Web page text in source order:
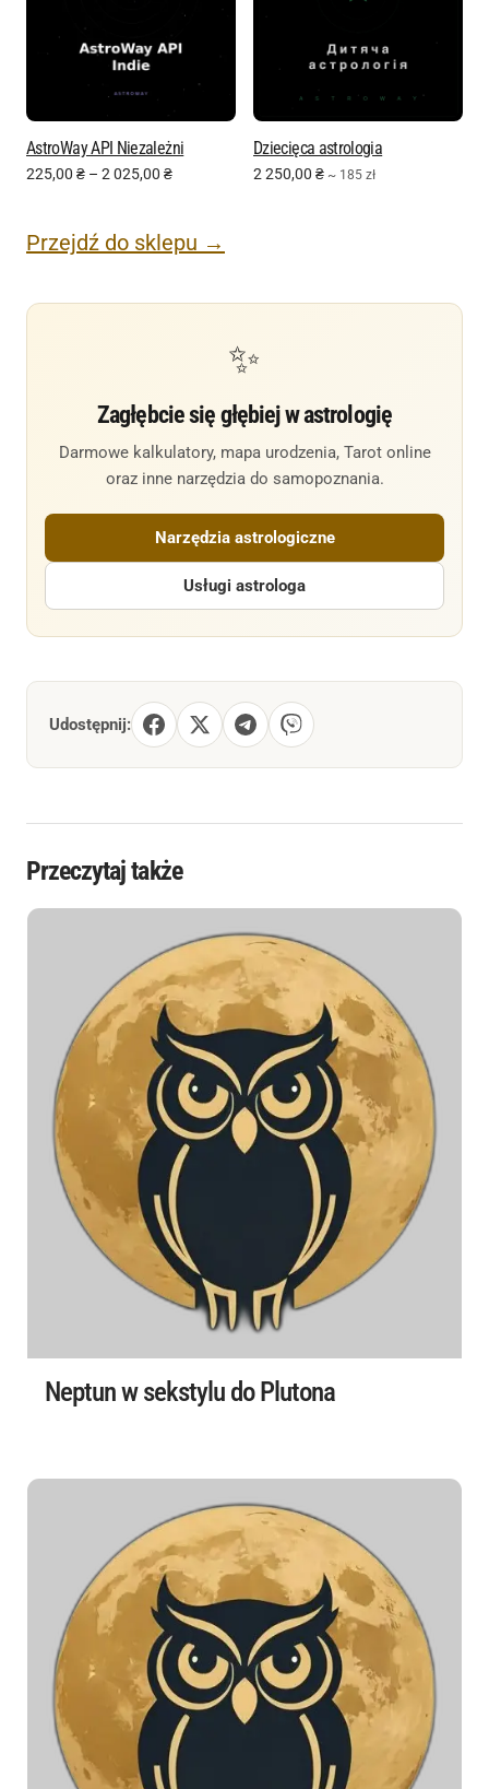
AstroWay API Niezależni
225,00 ₴ – 2 025,00 ₴
Dziecięca astrologia
2 250,00 ₴ ~ 185 zł
Przejdź do sklepu →
✨
Zagłębcie się głębiej w astrologię
Darmowe kalkulatory, mapa urodzenia, Tarot online
oraz inne narzędzia do samopoznania.
Narzędzia astrologiczne
Usługi astrologa
Udostępnij:
Przeczytaj także
Neptun w sekstylu do Plutona